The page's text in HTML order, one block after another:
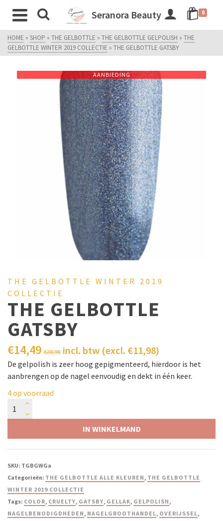
Seranora Beauty 0
HOME » SHOP » THE GELBOTTLE » THE GELBOTTLE GELPOLISH » THE
GELBOTTLE WINTER 2019 COLLECTIE » THE GELBOTTLE GATSBY
AANBIEDING
THE GELBOTTLE WINTER 2019
COLLECTIE
THE GELBOTTLE
GATSBY
€28,98
€14,49 incl. btw (excl. €11,98)
De gelpolish is zeer hoog gepigmenteerd, hierdoor is het
aanbrengen op de nagel eenvoudig en dekt in één keer.
4 op voorraad
IN WINKELMAND
SKU: TGBGWGa
Categorieën: THE GELBOTTLE ALLE KLEUREN, THE GELBOTTLE
WINTER 2019 COLLECTIE
Tags: COLOR, CRUELTY, GATSBY, GELLAK, GELPOLISH,
NAGELBENODIGDHEDEN, NAGELGROOTHANDEL, OVERIJSSEL,